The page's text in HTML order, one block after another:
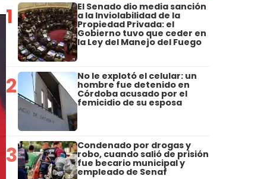
1 El Senado dio media sanción
a la Inviolabilidad de la
Propiedad Privada: el
Gobierno tuvo que ceder en
la Ley del Manejo del Fuego
2 No le explotó el celular: un
hombre fue detenido en
Córdoba acusado por el
femicidio de su esposa
3 Condenado por drogas y
robo, cuando salió de prisión
fue becario municipal y
empleado de Senaf